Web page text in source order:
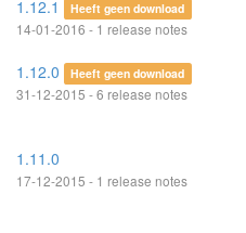
1.12.1 Heeft geen download
14-01-2016 - 1 release notes
1.12.0 Heeft geen download
31-12-2015 - 6 release notes
1.11.0
17-12-2015 - 1 release notes